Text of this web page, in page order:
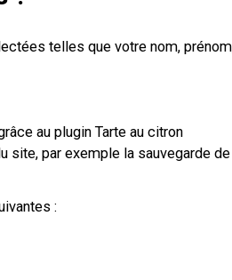
telles que votre nom,
au plugin Tarte au citron
site, par exemple la sauvegarde
: